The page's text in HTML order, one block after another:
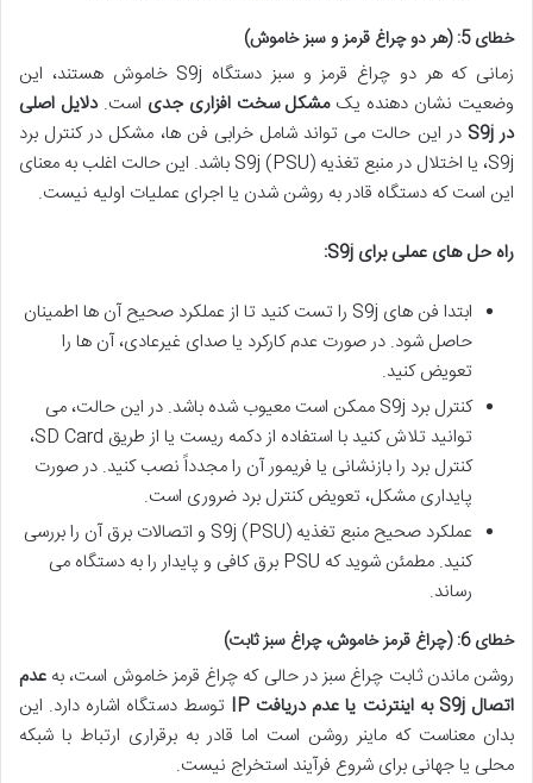
خطای 5: (هر دو چراغ قرمز و سبز خاموش)
زمانی که هر دو چراغ قرمز و سبز دستگاه S9j خاموش هستند، این
وضعیت نشان دهنده یکمشکل سخت افزاری جدی است.دلایل اصلی
در S9j
در این حالت می تواند شامل خرابی فن ها، مشکل در کنترل برد
S9j، یا اختلال در منبع تغذیه (PSU) S9j باشد. این حالت اغلب به معنای
این است که دستگاه قادر به روشن شدن یا اجرای عملیات اولیه نیست.
راه حل های عملی برای S9j:
ابتدا فن های S9j را تست کنید تا از عملکرد صحیح آن ها اطمینان
حاصل شود. در صورت عدم کارکرد یا صدای غیرعادی، آن ها را
تعویض کنید.
کنترل برد S9j ممکن است معیوب شده باشد. در این حالت، می
توانید تلاش کنید با استفاده از دکمه ریست یا از طریق SD Card،
کنترل برد را بازنشانی یا فریمور آن را مجدداً نصب کنید. در صورت
پایداری مشکل، تعویض کنترل برد ضروری است.
عملکرد صحیح منبع تغذیه (PSU) S9j و اتصالات برق آن را بررسی
کنید. مطمئن شوید که PSU برق کافی و پایدار را به دستگاه می
رساند.
خطای 6: (چراغ قرمز خاموش، چراغ سبز ثابت)
روشن ماندن ثابت چراغ سبز در حالی که چراغ قرمز خاموش است، به عدم
اتصال S9j به اینترنت یا عدم دریافت IP
توسط دستگاه اشاره دارد. این
بدان معناست که ماینر روشن است اما قادر به برقراری ارتباط با شبکه
محلی یا جهانی برای شروع فرآیند استخراج نیست.